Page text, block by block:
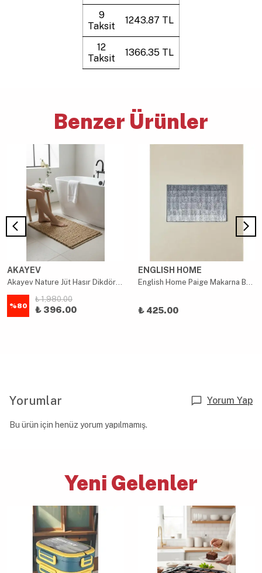
9
Taksit
1243.87 TL
12
Taksit
1366.35 TL
Benzer Ürünler
AKAYEV
Akayev Nature Jüt Hasır Dikdörtgen Saçaklı Paspas 65x45 Cm
%80
₺ 1,980.00
₺ 396.00
ENGLISH HOME
English Home Paige Makarna Banyo Paspası 50x80 Cm Gri
₺ 425.00
Yorumlar Yorum Yap
Bu ürün için henüz yorum yapılmamış.
Yeni Gelenler